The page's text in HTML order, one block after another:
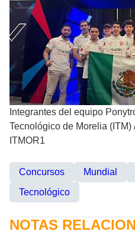
Integrantes del equipo
Tecnológico de Morelia (ITM)
ITMOR1
Concursos Mundial
Tecnológico
NOTAS